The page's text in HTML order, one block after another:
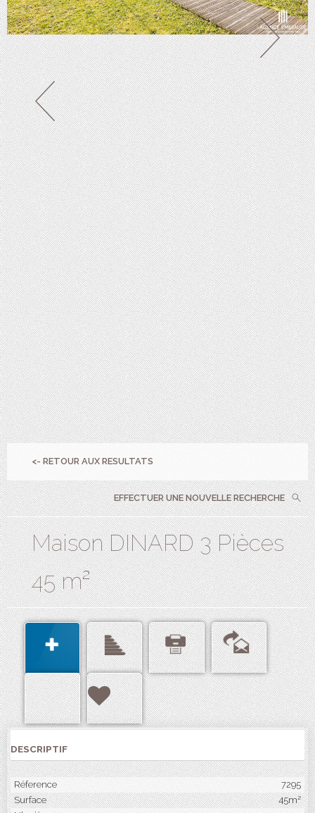
<- RETOUR AUX RESULTATS
EFFECTUER UNE NOUVELLE RECHERCHE
Maison DINARD 3 Pièces
45 m²
DESCRIPTIF
Réference
7295
Surface
45m²